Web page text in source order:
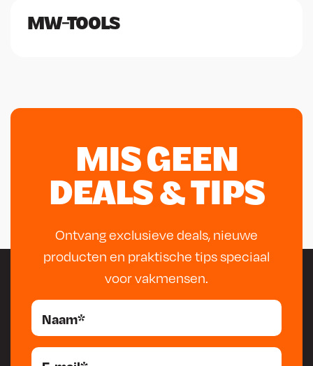
MW-TOOLS
MIS GEEN
DEALS & TIPS
Ontvang exclusieve deals, nieuwe
producten en praktische tips speciaal
voor vakmensen.